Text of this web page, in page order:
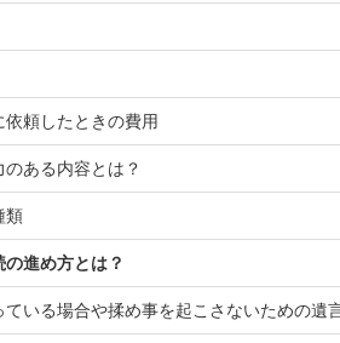
頼したときの費用
ある内容とは？
類
進め方とは？
いる場合や揉め事を起こさないための遺